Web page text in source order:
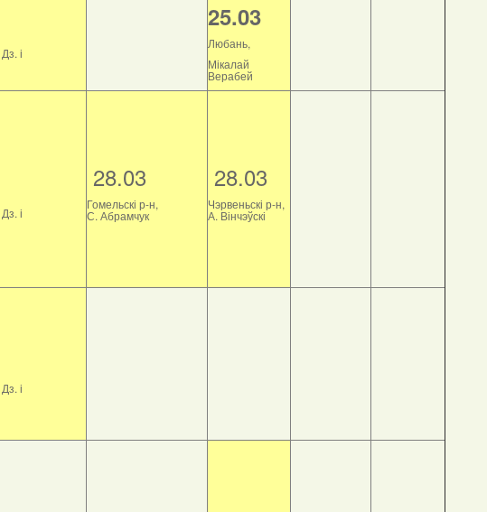
і
25.03
Любань,
Мікалай
Верабей
і
28.03
Гомельскі р-н,
С. Абрамчук
28.03
Чэрвеньскі р-н,
А. Вінчэўскі
і